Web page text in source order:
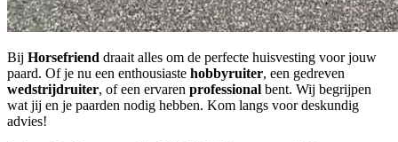
Bij Horsefriend draait alles om de perfecte huisvesting voor jouw
paard. Of je nu een enthousiaste hobbyruiter, een gedreven
wedstrijdruiter, of een ervaren professional bent. Wij begrijpen
wat jij en je paarden nodig hebben. Kom langs voor deskundig
advies!